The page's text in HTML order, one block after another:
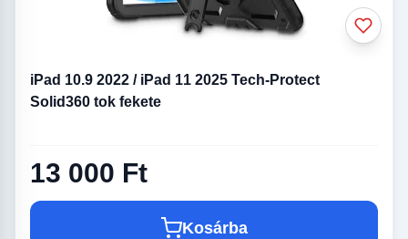
iPad 10.9 2022 / iPad 11 2025 Tech-Protect
Solid360 tok fekete
13 000 Ft
Kosárba